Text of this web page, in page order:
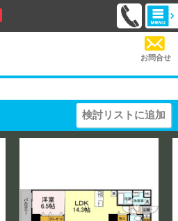
お問合せ
検討リストに追加